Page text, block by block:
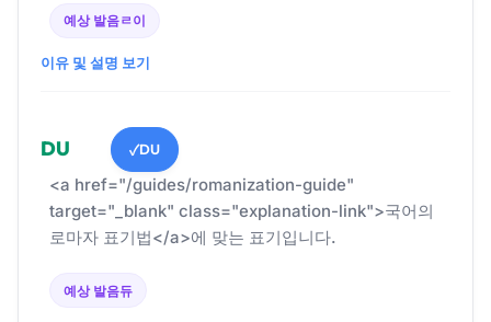
예상 발음ㄹ이
이유 및 설명 보기
DU ✓DU
<a href="/guides/romanization-guide"
target="_blank" class="explanation-link">국어의
로마자 표기법</a>에 맞는 표기입니다.
예상 발음듀